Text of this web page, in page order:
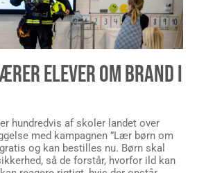
ELEVER OM BRAND I
hundredvis af skoler landet over
med kampagnen ”Lær børn om
og kan bestilles nu. Børn skal
så de forstår, hvorfor ild kan